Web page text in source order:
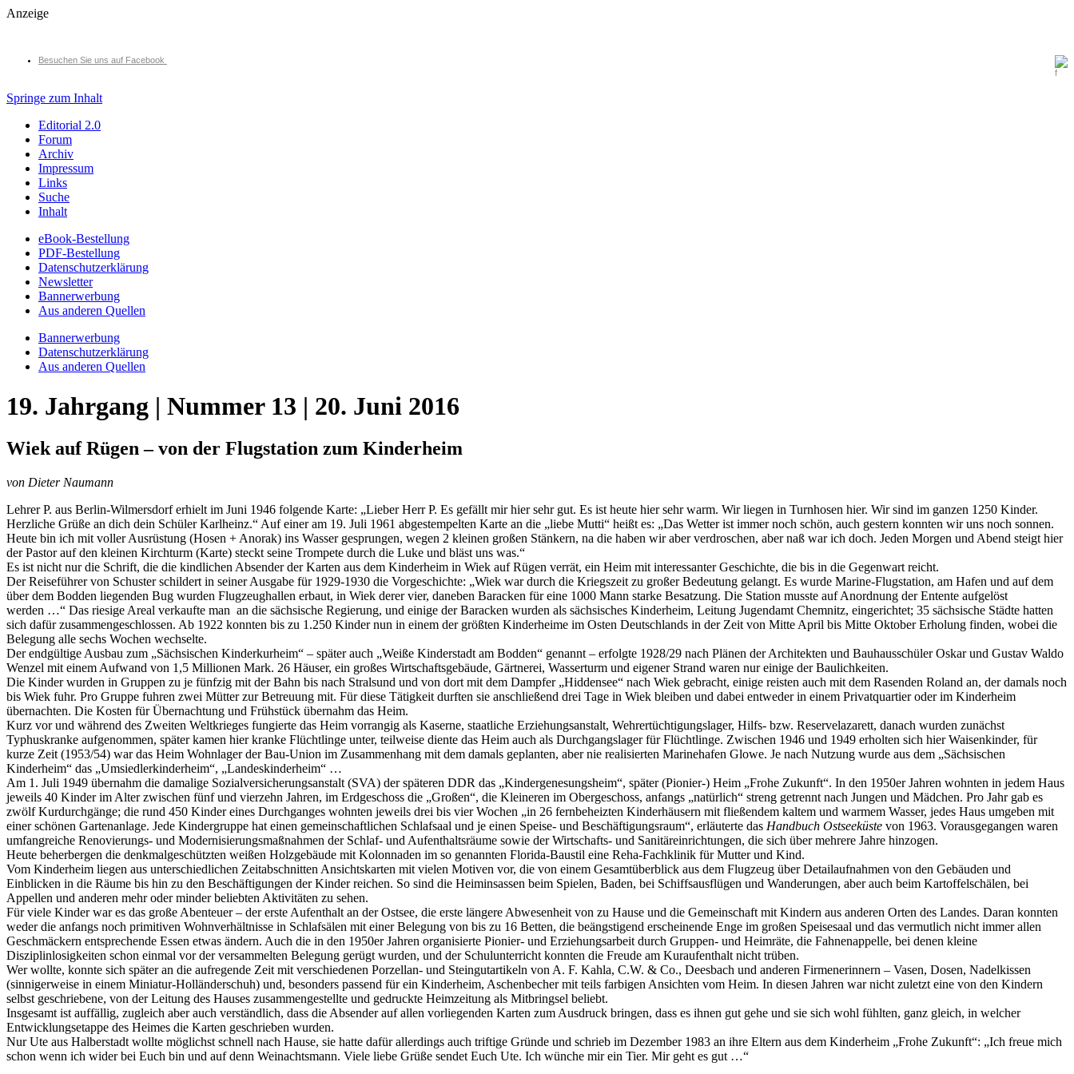
Anzeige
Besuchen Sie uns auf Facebook
Springe zum Inhalt
Editorial 2.0
Forum
Archiv
Impressum
Links
Suche
Inhalt
eBook-Bestellung
PDF-Bestellung
Datenschutzerklärung
Newsletter
Bannerwerbung
Aus anderen Quellen
Bannerwerbung
Datenschutzerklärung
Aus anderen Quellen
19. Jahrgang | Nummer 13 | 20. Juni 2016
Wiek auf Rügen – von der Flugstation zum Kinderheim
von Dieter Naumann
Lehrer P. aus Berlin-Wilmersdorf erhielt im Juni 1946 folgende Karte: „Lieber Herr P. Es gefällt mir hier sehr gut. Es ist heute hier sehr warm. Wir liegen in Turnhosen hier. Wir sind im ganzen 1250 Kinder.
Herzliche Grüße an dich dein Schüler Karlheinz.“ Auf einer am 19. Juli 1961 abgestempelten Karte an die „liebe Mutti“ heißt es: „Das Wetter ist immer noch schön, auch gestern konnten wir uns noch sonnen.
Heute bin ich mit voller Ausrüstung (Hosen + Anorak) ins Wasser gesprungen, wegen 2 kleinen großen Stänkern, na die haben wir aber verdroschen, aber naß war ich doch. Jeden Morgen und Abend steigt hier
der Pastor auf den kleinen Kirchturm (Karte) steckt seine Trompete durch die Luke und bläst uns was.“
Es ist nicht nur die Schrift, die die kindlichen Absender der Karten aus dem Kinderheim in Wiek auf Rügen verrät, ein Heim mit interessanter Geschichte, die bis in die Gegenwart reicht.
Der Reiseführer von Schuster schildert in seiner Ausgabe für 1929-1930 die Vorgeschichte: „Wiek war durch die Kriegszeit zu großer Bedeutung gelangt. Es wurde Marine-Flugstation, am Hafen und auf dem
über dem Bodden liegenden Bug wurden Flugzeughallen erbaut, in Wiek derer vier, daneben Baracken für eine 1000 Mann starke Besatzung. Die Station musste auf Anordnung der Entente aufgelöst
werden …“ Das riesige Areal verkaufte man an die sächsische Regierung, und einige der Baracken wurden als sächsisches Kinderheim, Leitung Jugendamt Chemnitz, eingerichtet; 35 sächsische Städte hatten
sich dafür zusammengeschlossen. Ab 1922 konnten bis zu 1.250 Kinder nun in einem der größten Kinderheime im Osten Deutschlands in der Zeit von Mitte April bis Mitte Oktober Erholung finden, wobei die
Belegung alle sechs Wochen wechselte.
Der endgültige Ausbau zum „Sächsischen Kinderkurheim“ – später auch „Weiße Kinderstadt am Bodden“ genannt – erfolgte 1928/29 nach Plänen der Architekten und Bauhausschüler Oskar und Gustav Waldo
Wenzel mit einem Aufwand von 1,5 Millionen Mark. 26 Häuser, ein großes Wirtschaftsgebäude, Gärtnerei, Wasserturm und eigener Strand waren nur einige der Baulichkeiten.
Die Kinder wurden in Gruppen zu je fünfzig mit der Bahn bis nach Stralsund und von dort mit dem Dampfer „Hiddensee“ nach Wiek gebracht, einige reisten auch mit dem Rasenden Roland an, der damals noch
bis Wiek fuhr. Pro Gruppe fuhren zwei Mütter zur Betreuung mit. Für diese Tätigkeit durften sie anschließend drei Tage in Wiek bleiben und dabei entweder in einem Privatquartier oder im Kinderheim
übernachten. Die Kosten für Übernachtung und Frühstück übernahm das Heim.
Kurz vor und während des Zweiten Weltkrieges fungierte das Heim vorrangig als Kaserne, staatliche Erziehungsanstalt, Wehrertüchtigungslager, Hilfs- bzw. Reservelazarett, danach wurden zunächst
Typhuskranke aufgenommen, später kamen hier kranke Flüchtlinge unter, teilweise diente das Heim auch als Durchgangslager für Flüchtlinge. Zwischen 1946 und 1949 erholten sich hier Waisenkinder, für
kurze Zeit (1953/54) war das Heim Wohnlager der Bau-Union im Zusammenhang mit dem damals geplanten, aber nie realisierten Marinehafen Glowe. Je nach Nutzung wurde aus dem „Sächsischen
Kinderheim“ das „Umsiedlerkinderheim“, „Landeskinderheim“ …
Am 1. Juli 1949 übernahm die damalige Sozialversicherungsanstalt (SVA) der späteren DDR das „Kindergenesungsheim“, später (Pionier-) Heim „Frohe Zukunft“. In den 1950er Jahren wohnten in jedem Haus
jeweils 40 Kinder im Alter zwischen fünf und vierzehn Jahren, im Erdgeschoss die „Großen“, die Kleineren im Obergeschoss, anfangs „natürlich“ streng getrennt nach Jungen und Mädchen. Pro Jahr gab es
zwölf Kurdurchgänge; die rund 450 Kinder eines Durchganges wohnten jeweils drei bis vier Wochen „in 26 fernbeheizten Kinderhäusern mit fließendem kaltem und warmem Wasser, jedes Haus umgeben mit
einer schönen Gartenanlage. Jede Kindergruppe hat einen gemeinschaftlichen Schlafsaal und je einen Speise- und Beschäftigungsraum“, erläuterte das Handbuch Ostseeküste von 1963. Vorausgegangen waren
umfangreiche Renovierungs- und Modernisierungsmaßnahmen der Schlaf- und Aufenthaltsräume sowie der Wirtschafts- und Sanitäreinrichtungen, die sich über mehrere Jahre hinzogen.
Heute beherbergen die denkmalgeschützten weißen Holzgebäude mit Kolonnaden im so genannten Florida-Baustil eine Reha-Fachklinik für Mutter und Kind.
Vom Kinderheim liegen aus unterschiedlichen Zeitabschnitten Ansichtskarten mit vielen Motiven vor, die von einem Gesamtüberblick aus dem Flugzeug über Detailaufnahmen von den Gebäuden und
Einblicken in die Räume bis hin zu den Beschäftigungen der Kinder reichen. So sind die Heiminsassen beim Spielen, Baden, bei Schiffsausflügen und Wanderungen, aber auch beim Kartoffelschälen, bei
Appellen und anderen mehr oder minder beliebten Aktivitäten zu sehen.
Für viele Kinder war es das große Abenteuer – der erste Aufenthalt an der Ostsee, die erste längere Abwesenheit von zu Hause und die Gemeinschaft mit Kindern aus anderen Orten des Landes. Daran konnten
weder die anfangs noch primitiven Wohnverhältnisse in Schlafsälen mit einer Belegung von bis zu 16 Betten, die beängstigend erscheinende Enge im großen Speisesaal und das vermutlich nicht immer allen
Geschmäckern entsprechende Essen etwas ändern. Auch die in den 1950er Jahren organisierte Pionier- und Erziehungsarbeit durch Gruppen- und Heimräte, die Fahnenappelle, bei denen kleine
Disziplinlosigkeiten schon einmal vor der versammelten Belegung gerügt wurden, und der Schulunterricht konnten die Freude am Kuraufenthalt nicht trüben.
Wer wollte, konnte sich später an die aufregende Zeit mit verschiedenen Porzellan- und Steingutartikeln von A. F. Kahla, C.W. & Co., Deesbach und anderen Firmenerinnern – Vasen, Dosen, Nadelkissen
(sinnigerweise in einem Miniatur-Holländerschuh) und, besonders passend für ein Kinderheim, Aschenbecher mit teils farbigen Ansichten vom Heim. In diesen Jahren war nicht zuletzt eine von den Kindern
selbst geschriebene, von der Leitung des Hauses zusammengestellte und gedruckte Heimzeitung als Mitbringsel beliebt.
Insgesamt ist auffällig, zugleich aber auch verständlich, dass die Absender auf allen vorliegenden Karten zum Ausdruck bringen, dass es ihnen gut gehe und sie sich wohl fühlten, ganz gleich, in welcher
Entwicklungsetappe des Heimes die Karten geschrieben wurden.
Nur Ute aus Halberstadt wollte möglichst schnell nach Hause, sie hatte dafür allerdings auch triftige Gründe und schrieb im Dezember 1983 an ihre Eltern aus dem Kinderheim „Frohe Zukunft“: „Ich freue mich
schon wenn ich wider bei Euch bin und auf denn Weinachtsmann. Viele liebe Grüße sendet Euch Ute. Ich wünche mir ein Tier. Mir geht es gut …“